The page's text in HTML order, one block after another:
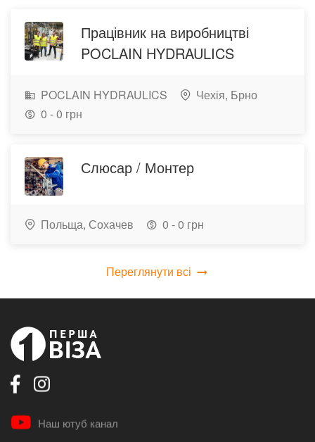
Працівник на виробництві
POCLAIN HYDRAULICS
POCLAIN HYDRAULICS Чехія, Брно
0 - 0 грн
Слюсар / Монтер
Польща, Сохачев 0 - 0 грн
Переглянути всі
Наш ютуб канал